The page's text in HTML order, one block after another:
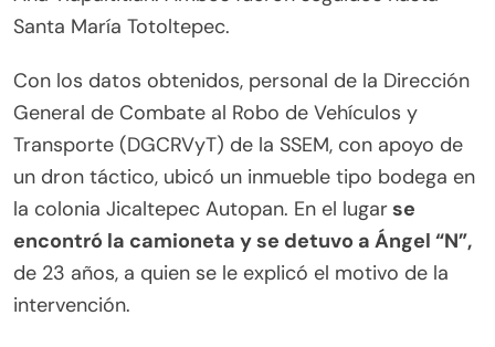
Santa María Totoltepec.
Con los datos obtenidos, personal de la Dirección
General de Combate al Robo de Vehículos y
Transporte (DGCRVyT) de la SSEM, con apoyo de
un dron táctico, ubicó un inmueble tipo bodega en
la colonia Jicaltepec Autopan. En el lugarse
encontró la camioneta y se detuvo a Ángel “N”,
de 23 años, a quien se le explicó el motivo de la
intervención.